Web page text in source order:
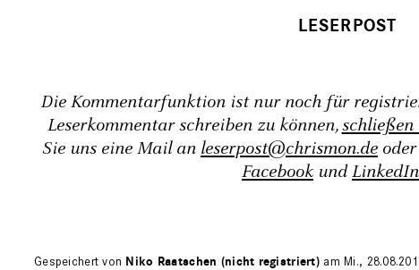
Die Kommentarfunktion ist nur noch für
Leserkommentar schreiben zu können,
Sie uns eine Mail an leserpost@chrismon.de
FacebookundLinkedIn
Gespeichert von Niko Raatschen (nicht registriert) am Mi.,